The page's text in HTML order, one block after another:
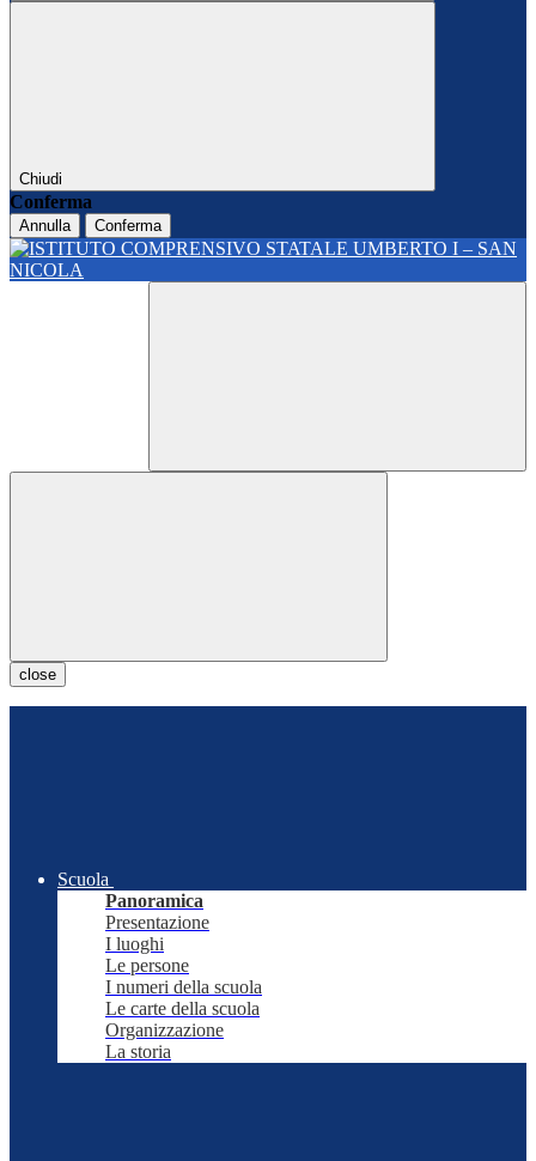
Chiudi
Conferma
Annulla Conferma
close
Scuola
Panoramica
Presentazione
I luoghi
Le persone
I numeri della scuola
Le carte della scuola
Organizzazione
La storia